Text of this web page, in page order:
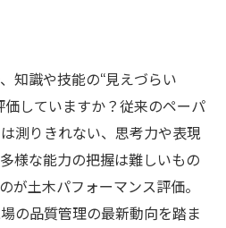
知識や技能の“見えづらい
価していますか？従来のペーパ
測りきれない、思考力や表現
様な能力の把握は難しいもの
が土木パフォーマンス評価。
の品質管理の最新動向を踏ま